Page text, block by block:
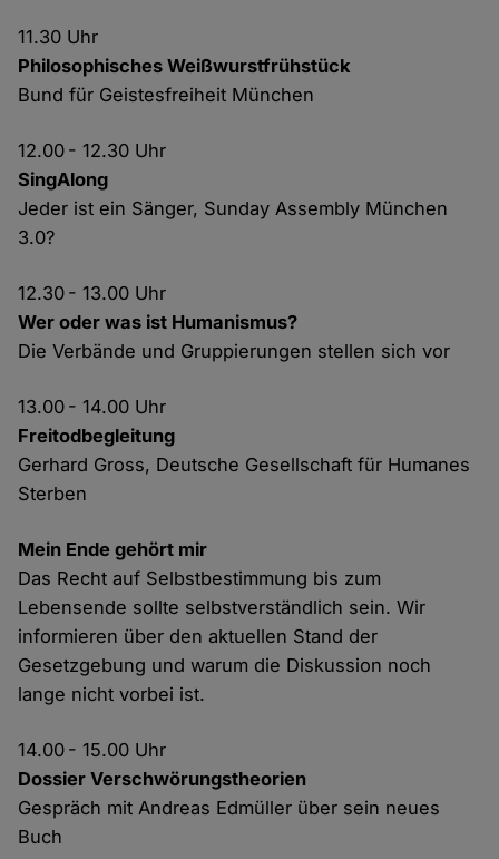
11.30 Uhr
Philosophisches Weißwurstfrühstück
Bund für Geistesfreiheit München
12.00 - 12.30 Uhr
SingAlong
Jeder ist ein Sänger, Sunday Assembly München
3.0?
12.30 - 13.00 Uhr
Wer oder was ist Humanismus?
Die Verbände und Gruppierungen stellen sich vor
13.00 - 14.00 Uhr
Freitodbegleitung
Gerhard Gross, Deutsche Gesellschaft für Humanes
Sterben
Mein Ende gehört mir
Das Recht auf Selbstbestimmung bis zum
Lebensende sollte selbstverständlich sein. Wir
informieren über den aktuellen Stand der
Gesetzgebung und warum die Diskussion noch
lange nicht vorbei ist.
14.00 - 15.00 Uhr
Dossier Verschwörungstheorien
Gespräch mit Andreas Edmüller über sein neues
Buch